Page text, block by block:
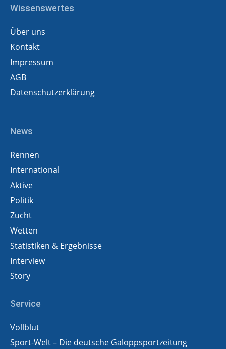
Wissenswertes
Über uns
Kontakt
Impressum
AGB
Datenschutzerklärung
News
Rennen
International
Aktive
Politik
Zucht
Wetten
Statistiken & Ergebnisse
Interview
Story
Service
Vollblut
Sport-Welt – Die deutsche Galoppsportzeitung